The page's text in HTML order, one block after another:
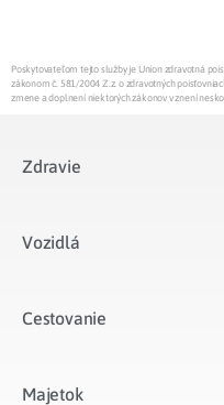
Poskytovateľom tejto služby je Union zdravotná
zákonom č. 581/2004 Z.z. o zdravotných
zmene a doplnení niektorých zákonov v znení
Zdravie
Vozidlá​
Cestovanie
Majetok​